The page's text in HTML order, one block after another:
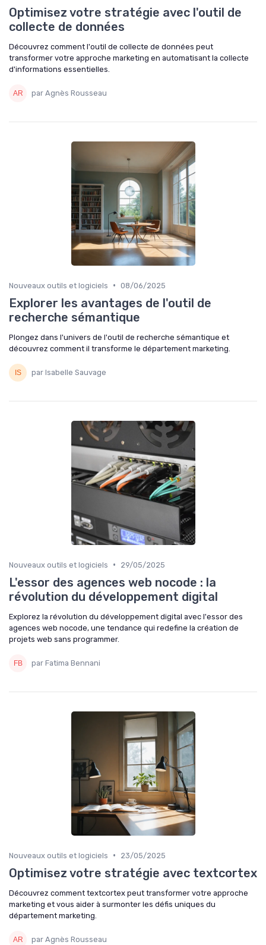
Optimisez votre stratégie avec l'outil de
collecte de données
Découvrez comment l'outil de collecte de données peut
transformer votre approche marketing en automatisant la collecte
d'informations essentielles.
par Agnès Rousseau
Nouveaux outils et logiciels • 08/06/2025
Explorer les avantages de l'outil de
recherche sémantique
Plongez dans l'univers de l'outil de recherche sémantique et
découvrez comment il transforme le département marketing.
par Isabelle Sauvage
Nouveaux outils et logiciels • 29/05/2025
L'essor des agences web nocode : la
révolution du développement digital
Explorez la révolution du développement digital avec l'essor des
agences web nocode, une tendance qui redefine la création de
projets web sans programmer.
par Fatima Bennani
Nouveaux outils et logiciels • 23/05/2025
Optimisez votre stratégie avec textcortex
Découvrez comment textcortex peut transformer votre approche
marketing et vous aider à surmonter les défis uniques du
département marketing.
par Agnès Rousseau